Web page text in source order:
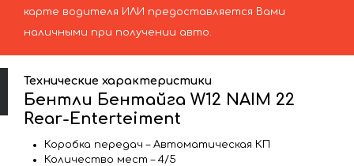
карте водителя ИЛИ предоставляется Вами
наличными при получении авто.
Технические характеристики
Бентли Бентайга W12 NAIM 22
Rear-Enterteiment
Коробка передач – Автоматическая КП
Количество мест – 4/5